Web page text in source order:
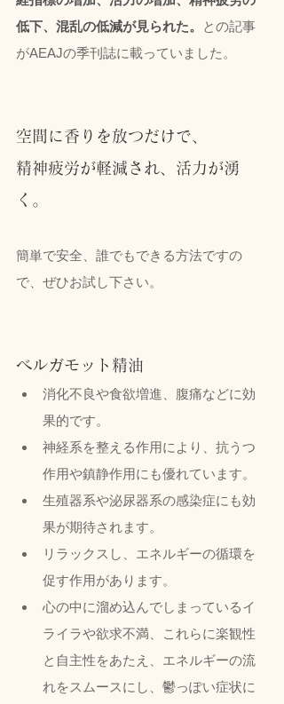
低下、混乱の低減が見られた。
との記事
がAEAJの季刊誌に載っていました。
空間に香りを放つだけで、
精神疲労が軽減され、活力が湧
く。
簡単で安全、誰でもできる方法ですの
で、ぜひお試し下さい。
ベルガモット精油
消化不良や食欲増進、腹痛などに効
果的です。
神経系を整える作用により、抗うつ
作用や鎮静作用にも優れています。
生殖器系や泌尿器系の感染症にも効
果が期待されます。
リラックスし、エネルギーの循環を
促す作用があります。
心の中に溜め込んでしまっているイ
ライラや欲求不満、これらに楽観性
と自主性をあたえ、エネルギーの流
れをスムースにし、鬱っぽい症状に